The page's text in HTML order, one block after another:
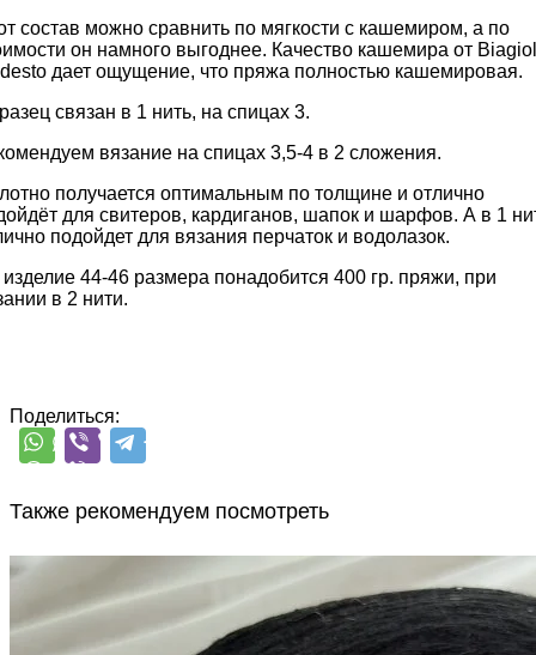
состав можно сравнить по мягкости с кашемиром, а по
он намного выгоднее. Качество кашемира от
дает ощущение, что пряжа полностью кашемировая.
связан в 1 нить, на спицах 3.
вязание на спицах 3,5-4 в 2 сложения.
получается оптимальным по толщине и отлично
для свитеров, кардиганов, шапок и шарфов. А в 1
подойдет для вязания перчаток и водолазок.
44-46 размера понадобится 400 гр. пряжи, при
в 2 нити.
Поделиться:
Также рекомендуем посмотреть
Silver Plus